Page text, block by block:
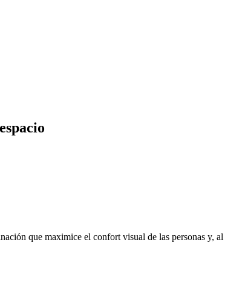
que maximice el confort visual de las personas y, al